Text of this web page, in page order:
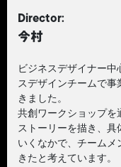
Director:
今村
ビジネスデザイナー
スデザインチームで
きました。
共創ワークショップを
ストーリーを描き、具
いくなかで、チーム
きたと考えています。